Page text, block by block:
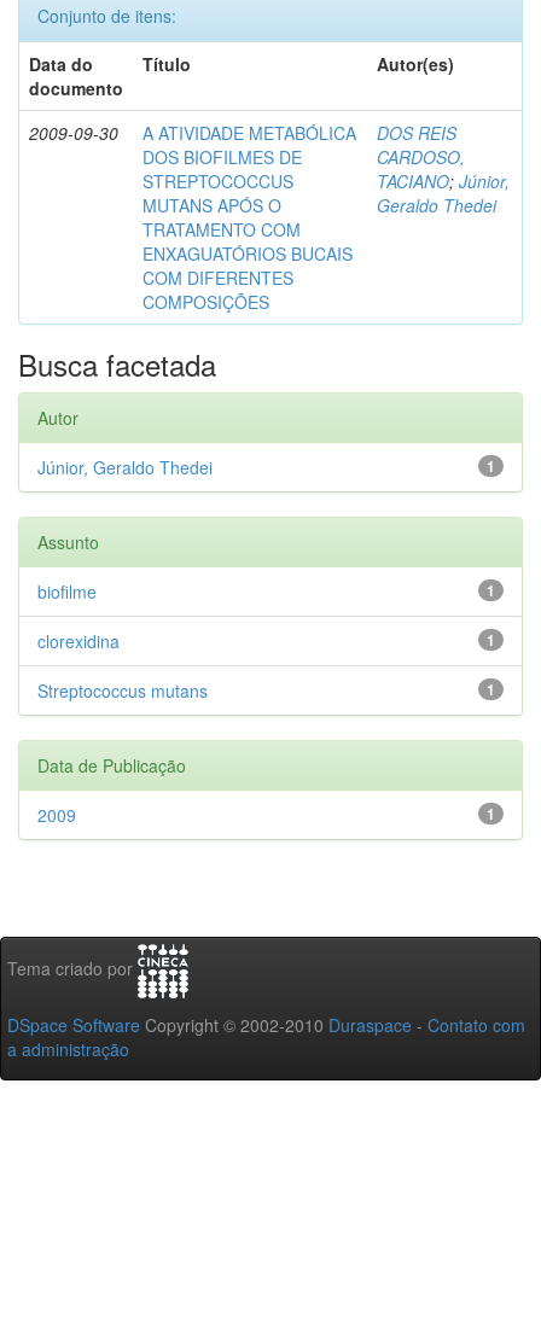
Conjunto de itens:
Data do
documento
Título Autor(es)
2009-09-30
A ATIVIDADE METABÓLICA
DOS BIOFILMES DE
STREPTOCOCCUS
MUTANS APÓS O
TRATAMENTO COM
ENXAGUATÓRIOS BUCAIS
COM DIFERENTES
COMPOSIÇÕES
DOS REIS
CARDOSO,
TACIANO; Júnior,
Geraldo Thedei
Busca facetada
Autor
1
Júnior, Geraldo Thedei
Assunto
1
biofilme
1
clorexidina
1
Streptococcus mutans
Data de Publicação
1
2009
Tema criado por
DSpace Software Copyright © 2002-2010 Duraspace - Contato com
a administração